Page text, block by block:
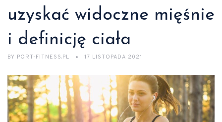
uzyskać widoczne mięśnie
i definicję ciała
BY PORT-FITNESS.PL 17 LISTOPADA 2021